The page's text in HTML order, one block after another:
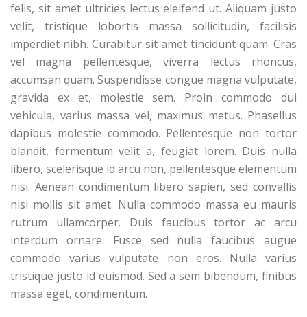
felis, sit amet ultricies lectus eleifend ut. Aliquam justo
velit, tristique lobortis massa sollicitudin, facilisis
imperdiet nibh. Curabitur sit amet tincidunt quam. Cras
vel magna pellentesque, viverra lectus rhoncus,
accumsan quam. Suspendisse congue magna vulputate,
gravida ex et, molestie sem. Proin commodo dui
vehicula, varius massa vel, maximus metus. Phasellus
dapibus molestie commodo. Pellentesque non tortor
blandit, fermentum velit a, feugiat lorem. Duis nulla
libero, scelerisque id arcu non, pellentesque elementum
nisi. Aenean condimentum libero sapien, sed convallis
nisi mollis sit amet. Nulla commodo massa eu mauris
rutrum ullamcorper. Duis faucibus tortor ac arcu
interdum ornare. Fusce sed nulla faucibus augue
commodo varius vulputate non eros. Nulla varius
tristique justo id euismod. Sed a sem bibendum, finibus
massa eget, condimentum.